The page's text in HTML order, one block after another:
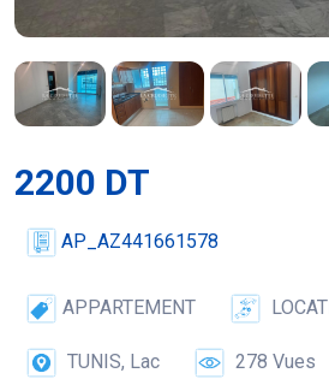
2200 DT
AP_AZ441661578
APPARTEMENT
TUNIS, Lac 278 Vues